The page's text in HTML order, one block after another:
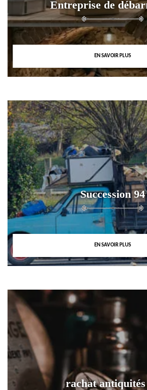
Entreprise de
EN SAVOIR PLUS
Succession 94
EN SAVOIR PLUS
rachat antiquités